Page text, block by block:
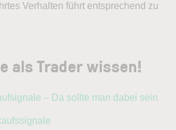
Verhalten führt entsprechend zu
als Trader wissen!
– Da sollte man dabei sein